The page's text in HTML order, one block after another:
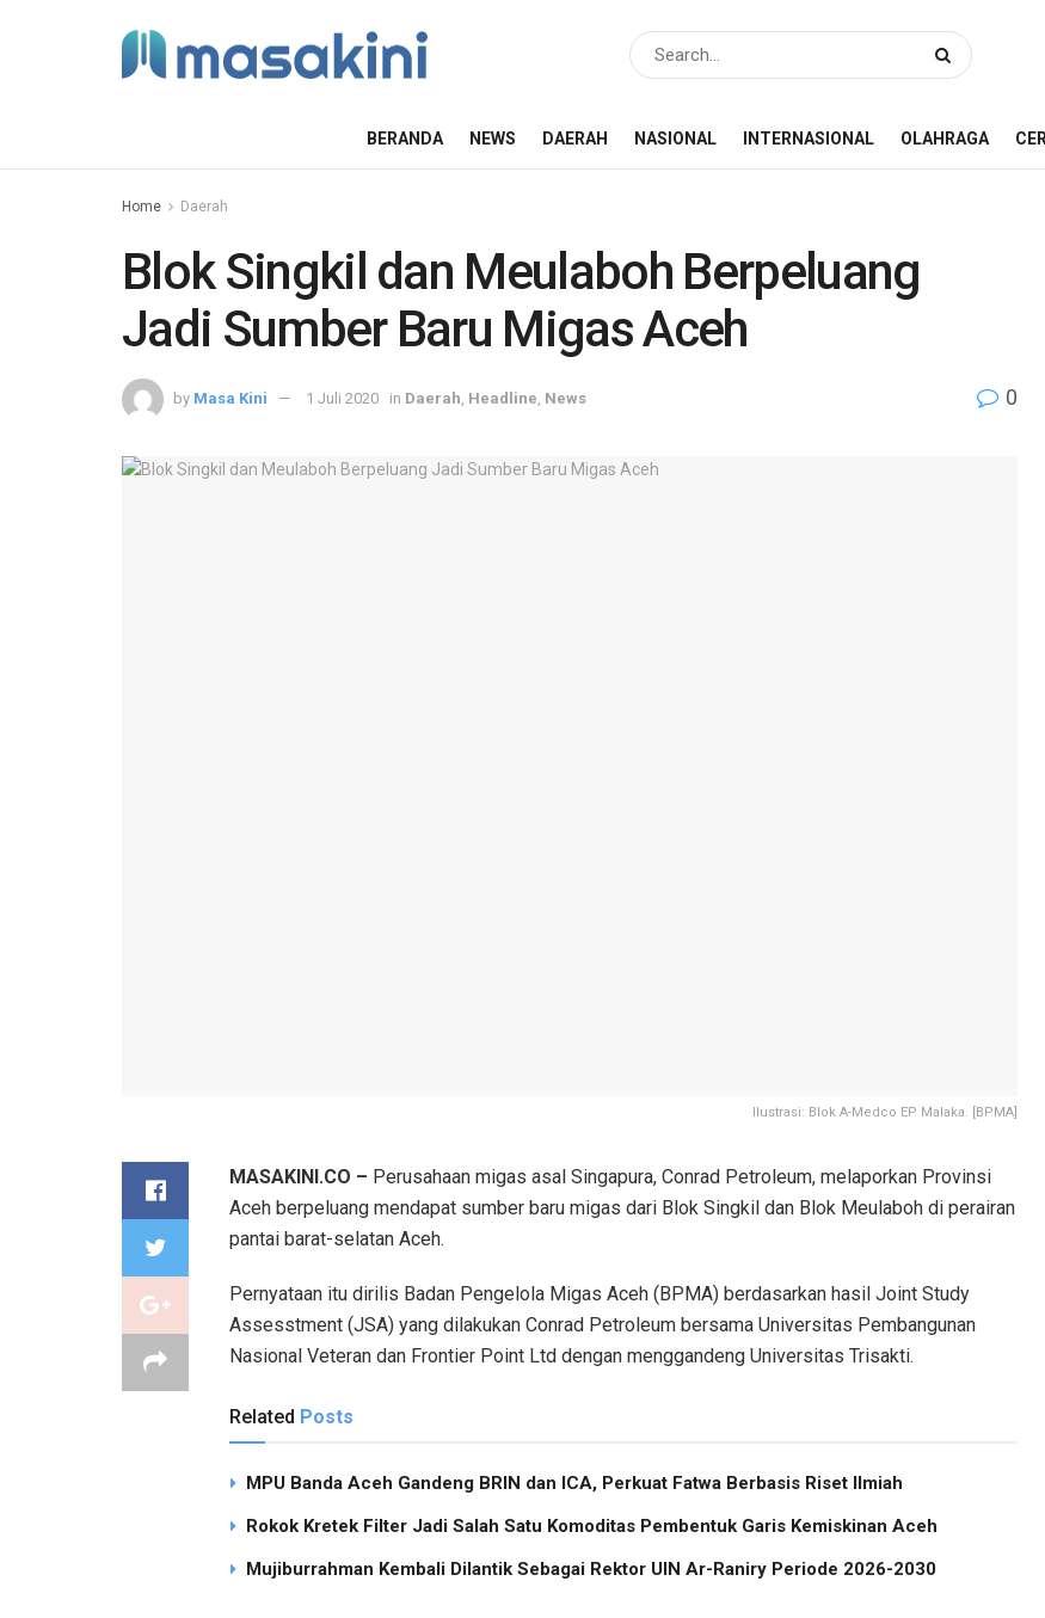
BERANDA NEWS DAERAH NASIONAL INTERNASIONAL OLAHRAGA
Home Daerah
Blok Singkil dan Meulaboh Berpeluang
Jadi Sumber Baru Migas Aceh
by Masa Kini 1 Juli 2020 in Daerah Headline News 0
Ilustrasi: Blok A-Medco EP Malaka. [BPMA]
MASAKINI.CO – Perusahaan migas asal Singapura, Conrad Petroleum, melaporkan Provinsi
Aceh berpeluang mendapat sumber baru migas dari Blok Singkil dan Blok Meulaboh di perairan
pantai barat-selatan Aceh.
Pernyataan itu dirilis Badan Pengelola Migas Aceh (BPMA) berdasarkan hasil Joint Study
Assesstment (JSA) yang dilakukan Conrad Petroleum bersama Universitas Pembangunan
Nasional Veteran dan Frontier Point Ltd dengan menggandeng Universitas Trisakti.
Related Posts
MPU Banda Aceh Gandeng BRIN dan ICA, Perkuat Fatwa Berbasis Riset Ilmiah
Rokok Kretek Filter Jadi Salah Satu Komoditas Pembentuk Garis Kemiskinan Aceh
Mujiburrahman Kembali Dilantik Sebagai Rektor UIN Ar-Raniry Periode 2026-2030